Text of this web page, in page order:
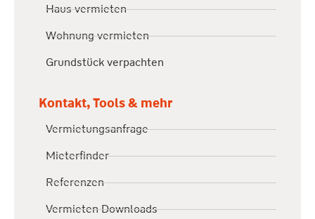
Haus vermieten
Wohnung vermieten
Grundstück verpachten
Kontakt, Tools & mehr
Vermietungsanfrage
Mieterfinder
Referenzen
Vermieten Downloads